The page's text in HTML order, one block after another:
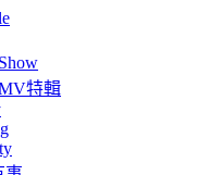
特輯